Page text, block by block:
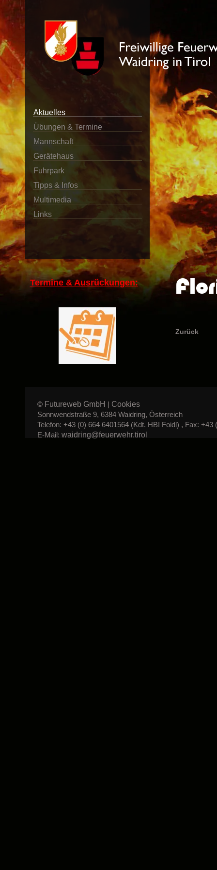
Aktuelles
Übungen & Termine
Mannschaft
Gerätehaus
Fuhrpark
Tipps & Infos
Multimedia
Links
Termine & Ausrückungen:
Zurück
© Futureweb GmbH | Cookies
Sonnwendstraße 9, 6384 Waidring, Österreich
Telefon: +43 (0) 664 6401564 (Kdt. HBI Foidl) , Fax: +43
E-Mail: waidring@feuerwehr.tirol